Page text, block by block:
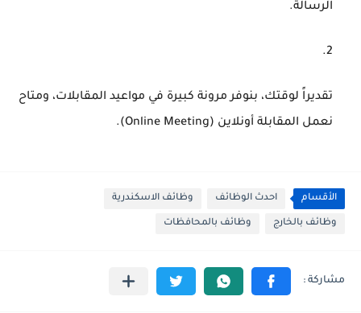
الرسالة.
تقديراً لوقتك، بنوفر مرونة كبيرة في مواعيد المقابلات، ومتاح
نعمل المقابلة أونلاين (Online Meeting).
الأقسام احدث الوظائف وظائف الاسكندرية
وظائف بالخارج وظائف بالمحافظات